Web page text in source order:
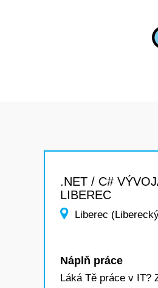
.NET / C#
LIBEREC
Liberec
Náplň práce
Láká Tě práce v IT?